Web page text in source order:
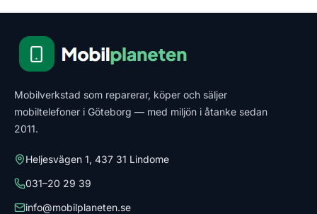
Mobilverkstad som reparerar, köper och säljer
mobiltelefoner i Göteborg — med miljön i åtanke sedan
2011.
Heljesvägen 1, 437 31 Lindome
031–20 29 39
info@mobilplaneten.se